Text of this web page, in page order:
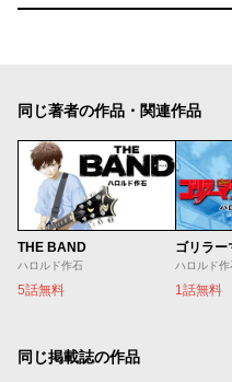
同じ著者の作品・関連作品
THE BAND
ハロルド作石
5話無料
ゴリラー
ハロルド作
1話無料
同じ掲載誌の作品